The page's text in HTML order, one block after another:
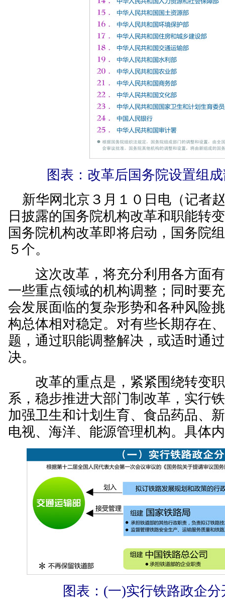
图表：改革后国务院设置组
新华网北京３月１０日电（记者
日披露的国务院机构改革和职能转
国务院机构改革即将启动，国务院
５个。
这次改革，将充分利用各方面有
一些重点领域的机构调整；同时要
会发展面临的复杂形势和各种风险
构总体相对稳定。对有些长期存在
题，通过职能调整解决，或适时通
决。
改革的重点是，紧紧围绕转变职
系，稳步推进大部门制改革，实行
加强卫生和计划生育、食品药品、
电视、海洋、能源管理机构。具体
图表：(一)实行铁路政企